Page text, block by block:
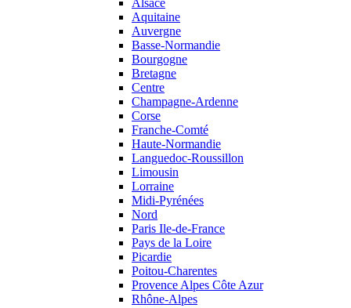
Alsace
Aquitaine
Auvergne
Basse-Normandie
Bourgogne
Bretagne
Centre
Champagne-Ardenne
Corse
Franche-Comté
Haute-Normandie
Languedoc-Roussillon
Limousin
Lorraine
Midi-Pyrénées
Nord
Paris Ile-de-France
Pays de la Loire
Picardie
Poitou-Charentes
Provence Alpes Côte Azur
Rhône-Alpes